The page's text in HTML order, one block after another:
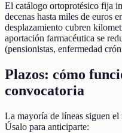
El catálogo ortoprotésico fija
decenas hasta miles de euros
desplazamiento cubren
aportación farmacéutica se
(pensionistas, enfermedad
Plazos: cómo
convocatoria
La mayoría de líneas siguen
Úsalo para anticiparte: